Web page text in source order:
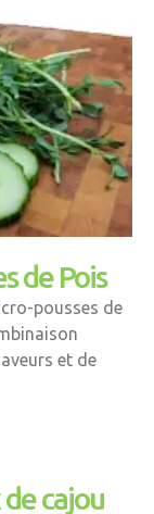
de Pois
pousses de
et de
cajou